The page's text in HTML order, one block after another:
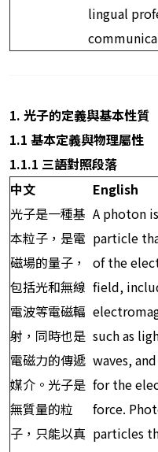
lingual
1. 光子的定義與基本性質
1.1 基本定義與物理屬性
1.1.1 三語對照段落
中文
English
光子是一種基
本粒子，是電
磁場的量子，
包括光和無線
電波等電磁輻
射，同時也是
電磁力的傳遞
媒介。光子是
無質量的粒
子，只能以真
A photon
particle
of the
field,
such as
waves,
for the
force.
particles